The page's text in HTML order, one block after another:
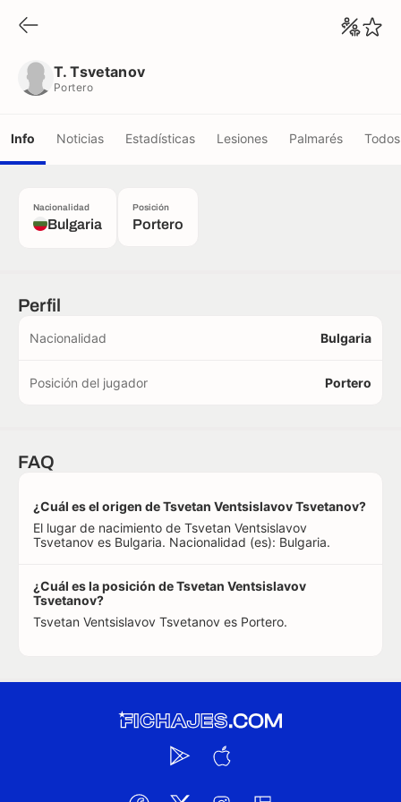
T. Tsvetanov
Portero
Info Noticias Estadísticas Lesiones Palmarés
Nacionalidad
Bulgaria
Posición
Portero
Perfil
Nacionalidad Bulgaria
Posición del jugador Portero
FAQ
¿Cuál es el origen de Tsvetan Ventsislavov Tsvetanov?
El lugar de nacimiento de Tsvetan Ventsislavov
Tsvetanov es Bulgaria. Nacionalidad (es): Bulgaria.
¿Cuál es la posición de Tsvetan Ventsislavov
Tsvetanov?
Tsvetan Ventsislavov Tsvetanov es Portero.